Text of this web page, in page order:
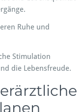
A
e
r
Ruhe und
Stimulation
die Lebensfreude.